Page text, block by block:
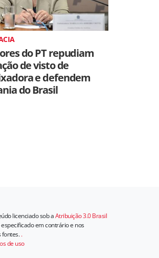
do PT repudiam
de visto de
e defendem
do Brasil
licenciado sob aAtribuição 3.0 Brasil
em contrário e nos
fontes..
de uso